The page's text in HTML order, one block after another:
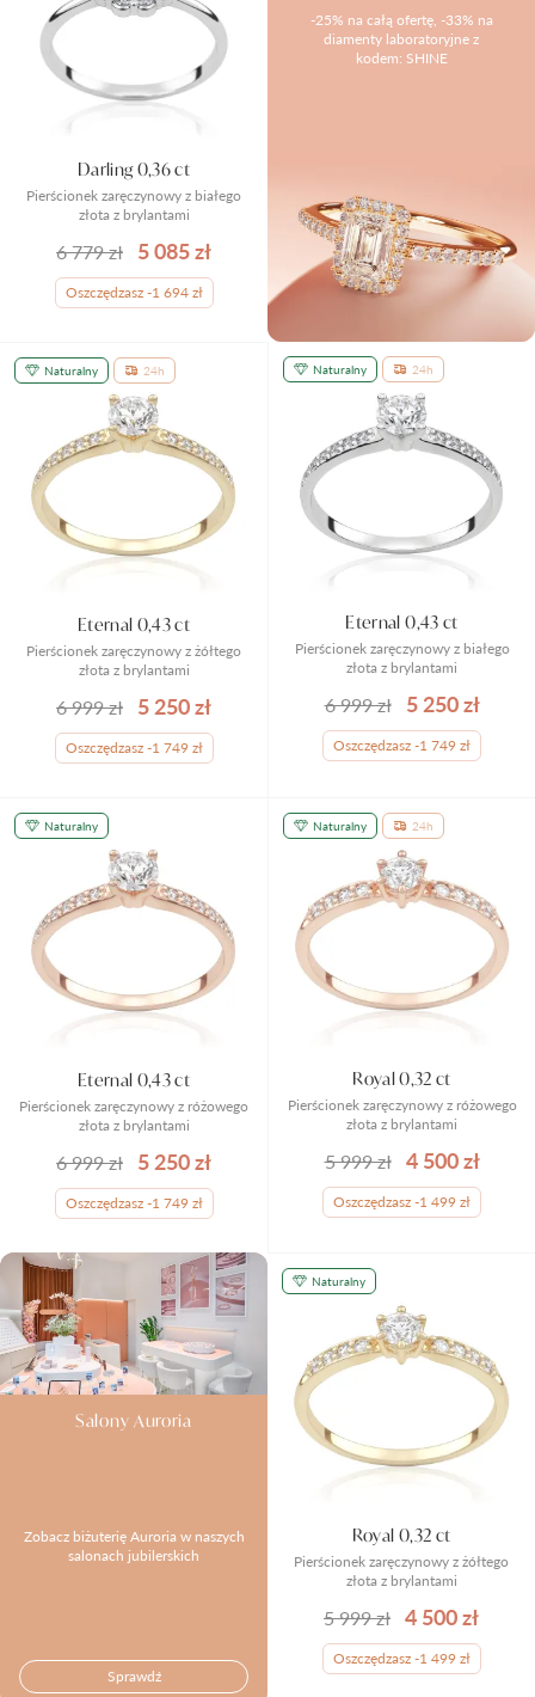
Pielęgnacja biżuterii
Pierścionek zaręczynowy z białego
złota z brylantami
Darling 0,36 ct
6 779 zł 5 085 zł
Oszczędzasz -1 694 zł
-25% na całą ofertę, -33% na
diamenty laboratoryjne z
kodem: SHINE
Naturalny 24h
Pierścionek zaręczynowy z żółtego
złota z brylantami
Eternal 0,43 ct
6 999 zł 5 250 zł
Oszczędzasz -1 749 zł
Naturalny 24h
Pierścionek zaręczynowy z białego
złota z brylantami
Eternal 0,43 ct
6 999 zł 5 250 zł
Oszczędzasz -1 749 zł
Naturalny
Pierścionek zaręczynowy z różowego
złota z brylantami
Eternal 0,43 ct
6 999 zł 5 250 zł
Oszczędzasz -1 749 zł
Naturalny 24h
Pierścionek zaręczynowy z różowego
złota z brylantami
Royal 0,32 ct
5 999 zł 4 500 zł
Oszczędzasz -1 499 zł
Salony Auroria
Zobacz biżuterię Auroria w naszych
salonach jubilerskich
Sprawdź
Naturalny
Pierścionek zaręczynowy z żółtego
złota z brylantami
Royal 0,32 ct
5 999 zł 4 500 zł
Oszczędzasz -1 499 zł